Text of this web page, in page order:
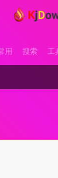
用 搜索 工